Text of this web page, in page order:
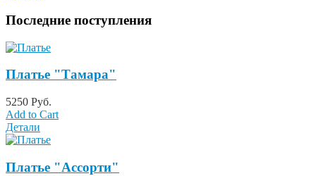
Последние поступления
Платье "Тамара"
5250 Руб.
Add to Cart
Детали
Платье "Ассорти"